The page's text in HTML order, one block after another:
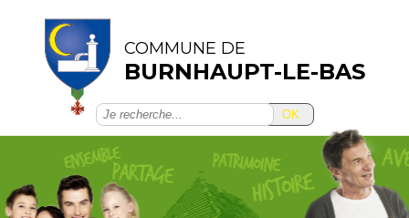
COMMUNE DE
BURNHAUPT-LE-BAS
OK